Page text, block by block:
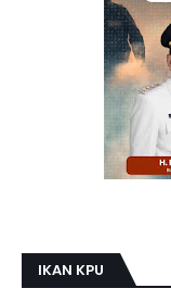
IKAN KPU